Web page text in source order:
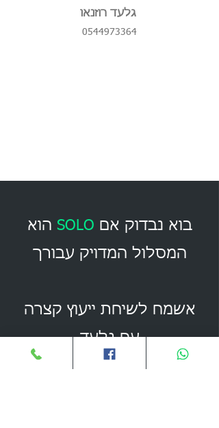
גלעד רוזנאו
0544973364
בוא נבדוק אם SOLO הוא
המסלול המדויק עבורך
אשמח לשיחת ייעוץ קצרה
עם גלעד